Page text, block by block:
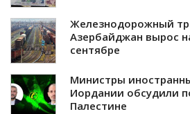
Железнодорожный
Азербайджан вырос
сентябре
Министры
Иордании обсудили
Палестине